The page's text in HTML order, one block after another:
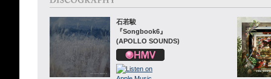
石若駿
『Songbook6』
(APOLLO SOUNDS)